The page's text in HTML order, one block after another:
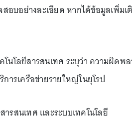
สอบอย่างละเอียด หากได้ข้อมูลเพิ่มเ
นโลยีสารสนเทศ ระบุว่า ความผิดพ
ารเครือข่ายรายใหญ่ในยุโรป
สนเทศ และระบบเทคโนโลยี